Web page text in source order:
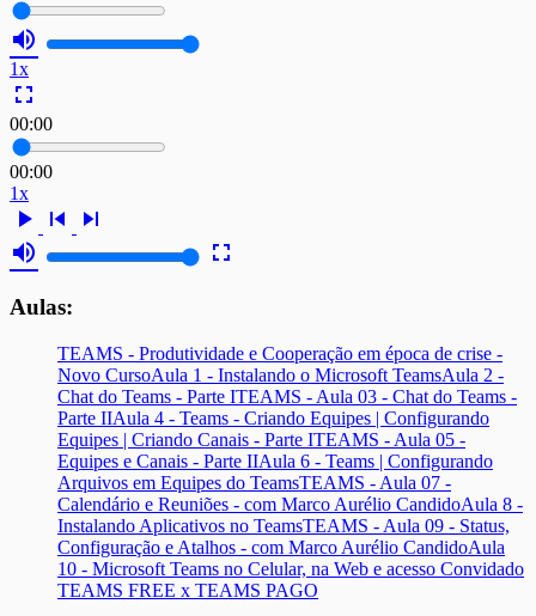
volume_up
1x
fullscreen
00:00
00:00
1x
play_arrow skip_previous
skip_next
volume_up
fullscreen
Aulas:
TEAMS - Produtividade e Cooperação em época de crise -
Novo CursoAula 1 - Instalando o Microsoft TeamsAula 2 -
Chat do Teams - Parte ITEAMS - Aula 03 - Chat do Teams -
Parte IIAula 4 - Teams - Criando Equipes | Configurando
Equipes | Criando Canais - Parte ITEAMS - Aula 05 -
Equipes e Canais - Parte IIAula 6 - Teams | Configurando
Arquivos em Equipes do TeamsTEAMS - Aula 07 -
Calendário e Reuniões - com Marco Aurélio CandidoAula 8 -
Instalando Aplicativos no TeamsTEAMS - Aula 09 - Status,
Configuração e Atalhos - com Marco Aurélio CandidoAula
10 - Microsoft Teams no Celular, na Web e acesso Convidado
TEAMS FREE x TEAMS PAGO